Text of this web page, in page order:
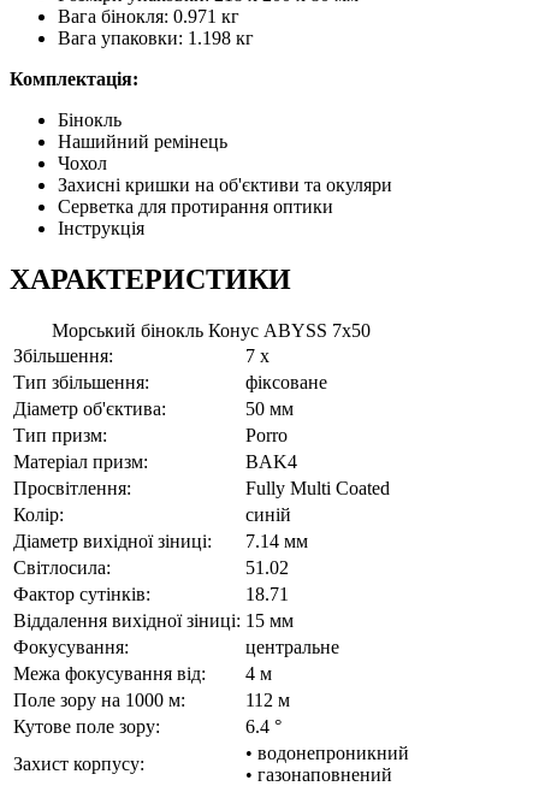
Вага бінокля: 0.971 кг
Вага упаковки: 1.198 кг
Комплектація:
Бінокль
Нашийний ремінець
Чохол
Захисні кришки на об'єктиви та окуляри
Серветка для протирання оптики
Інструкція
ХАРАКТЕРИСТИКИ
Морський бінокль Конус ABYSS 7x50
Збільшення:
7 x
Тип збільшення:
фіксоване
Діаметр об'єктива:
50 мм
Тип призм:
Porro
Матеріал призм:
BAK4
Просвітлення:
Fully Multi Coated
Колір:
синій
Діаметр вихідної зіниці:
7.14 мм
Світлосила:
51.02
Фактор сутінків:
18.71
Віддалення вихідної зіниці: 15 мм
Фокусування:
центральне
Межа фокусування від:
4 м
Поле зору на 1000 м:
112 м
Кутове поле зору:
6.4 °
Захист корпусу:
• водонепроникний
• газонаповнений